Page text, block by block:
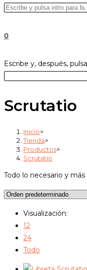
DE
LA
WEB
Buscar
esta
0
Buscar
en
web
Escribe y, después,
Scrutatio
Inicio>
Tienda>
Productos>
Scrutatio
Todo lo necesario y
Visualización:
12
24
Todo